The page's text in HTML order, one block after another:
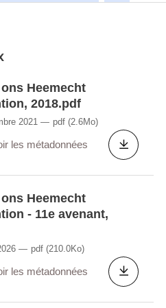
Heemecht
2018.pdf
2021 pdf (2.6Mo)
les métadonnées
Heemecht
- 11e avenant,
pdf (210.0Ko)
les métadonnées